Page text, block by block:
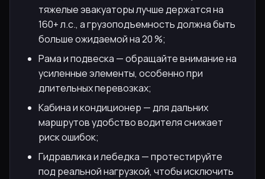
тяжелые эвакуаторы лучше держатся на
160+ л.с., а грузоподъемность должна быть
больше ожидаемой на 20 %;
Рама и подвеска — обращайте внимание на
усиленные элементы, особенно при
длительных перевозках;
Кабина и кондиционер — для дальних
маршрутов удобство водителя снижает
риск ошибок;
Гидравлика и лебедка — протестируйте
под реальной нагрузкой, чтобы исключить